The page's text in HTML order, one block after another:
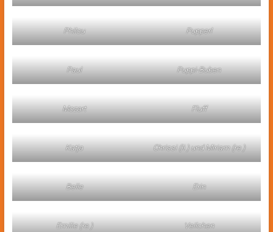
Philou Pupperl
Paul Puppi-Buben
Mozart Fluff
Katja Chrissi (li.) und Miriam (re.)
Belle Erin
Emilie (re.) Veilchen